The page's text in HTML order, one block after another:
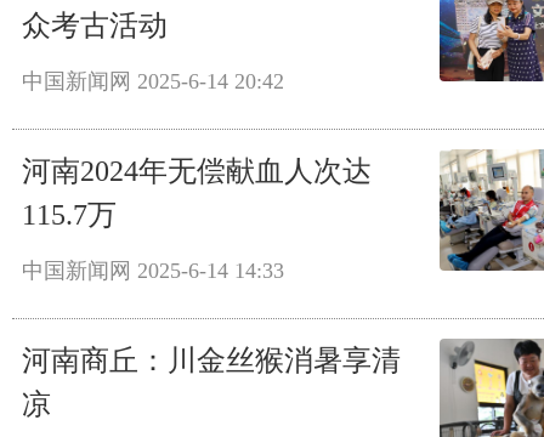
众考古活动
中国新闻网 2025-6-14 20:42
河南2024年无偿献血人次达
115.7万
中国新闻网 2025-6-14 14:33
河南商丘：川金丝猴消暑享清
凉